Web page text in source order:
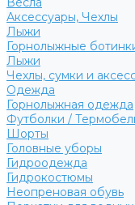
Аксессуары, Чехлы
Лыжи
Горнолыжные
Лыжи
Чехлы, сумки и
Одежда
Горнолыжная одежда
Футболки /
Шорты
Головные уборы
Гидроодежда
Гидрокостюмы
Неопреновая обувь